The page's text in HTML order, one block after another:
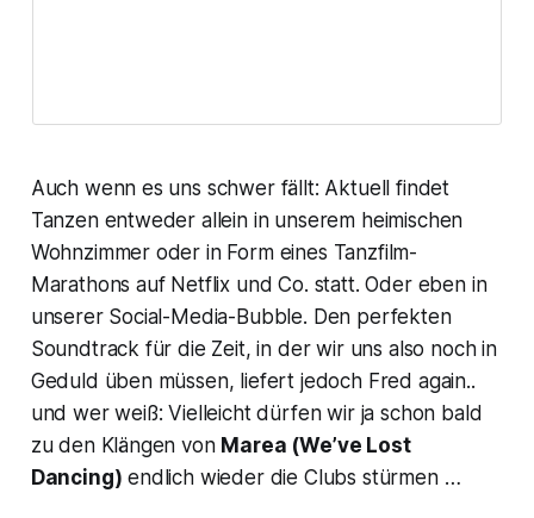
Auch wenn es uns schwer fällt: Aktuell findet
Tanzen entweder allein in unserem heimischen
Wohnzimmer oder in Form eines Tanzfilm-
Marathons auf Netflix und Co. statt. Oder eben in
unserer Social-Media-Bubble. Den perfekten
Soundtrack für die Zeit, in der wir uns also noch in
Geduld üben müssen, liefert jedoch Fred again..
und wer weiß: Vielleicht dürfen wir ja schon bald
zu den Klängen von Marea (We’ve Lost
Dancing) endlich wieder die Clubs stürmen …